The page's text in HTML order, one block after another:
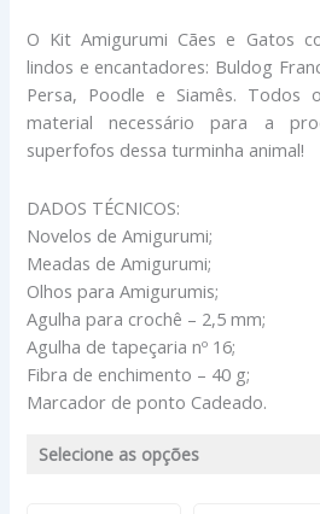
O Kit Amigurumi Cães e Gatos
lindos e encantadores: Buldog
Persa, Poodle e Siamês.
material necessário para a
superfofos dessa turminha animal!
DADOS TÉCNICOS:
Novelos de Amigurumi;
Meadas de Amigurumi;
Olhos para Amigurumis;
Agulha para crochê – 2,5 mm;
Agulha de tapeçaria nº 16;
Fibra de enchimento – 40 g;
Marcador de ponto Cadeado.
Selecione as opções